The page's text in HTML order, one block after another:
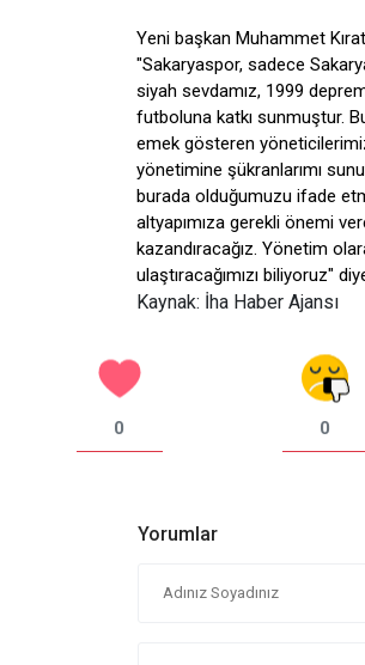
Yeni başkan Muhammet
"Sakaryaspor, sadece
siyah sevdamız, 1999
futboluna katkı sunmuştur.
emek gösteren
yönetimine şükranlarımı
burada olduğumuzu ifade
altyapımıza gerekli önemi
kazandıracağız. Yönetim
ulaştıracağımızı biliyoruz"
Kaynak: İha Haber Ajansı
0 0
Yorumlar